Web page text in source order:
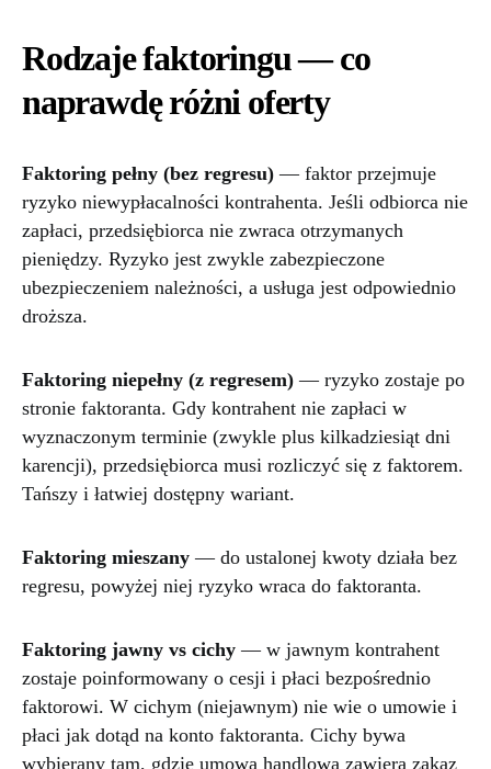
Rodzaje faktoringu — co
naprawdę różni oferty
Faktoring pełny (bez regresu) — faktor przejmuje
ryzyko niewypłacalności kontrahenta. Jeśli odbiorca nie
zapłaci, przedsiębiorca nie zwraca otrzymanych
pieniędzy. Ryzyko jest zwykle zabezpieczone
ubezpieczeniem należności, a usługa jest odpowiednio
droższa.
Faktoring niepełny (z regresem) — ryzyko zostaje po
stronie faktoranta. Gdy kontrahent nie zapłaci w
wyznaczonym terminie (zwykle plus kilkadziesiąt dni
karencji), przedsiębiorca musi rozliczyć się z faktorem.
Tańszy i łatwiej dostępny wariant.
Faktoring mieszany — do ustalonej kwoty działa bez
regresu, powyżej niej ryzyko wraca do faktoranta.
Faktoring jawny vs cichy — w jawnym kontrahent
zostaje poinformowany o cesji i płaci bezpośrednio
faktorowi. W cichym (niejawnym) nie wie o umowie i
płaci jak dotąd na konto faktoranta. Cichy bywa
wybierany tam, gdzie umowa handlowa zawiera zakaz